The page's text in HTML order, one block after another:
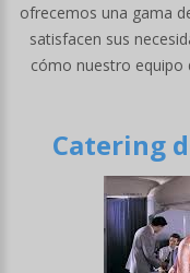
ofrecemos una gama
satisfacen sus
cómo nuestro equipo
Catering